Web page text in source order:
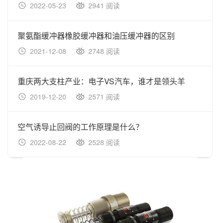
2022-05-23 2941 阅读
聚氨酯缓冲器橡胶缓冲器和油压缓冲器的区别
2021-12-08 2748 阅读
重庆两大支柱产业：电子VS汽车，谁才是领头羊
2019-12-20 2571 阅读
空气诱导止回阀的工作原理是什么？
2022-08-22 2528 阅读